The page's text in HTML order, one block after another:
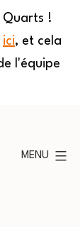
Quarts !
ici, et cela
l'équipe
MENU